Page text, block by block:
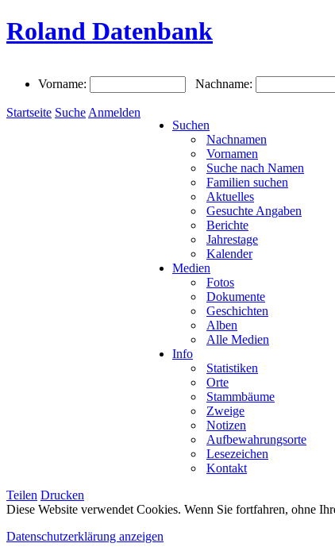
Roland Datenbank
Vorname: Nachname:
Startseite Suche Anmelden
Suchen
Nachnamen
Vornamen
Suche nach Namen
Familien suchen
Aktuelles
Gesuchte Angaben
Berichte
Jahrestage
Kalender
Medien
Fotos
Dokumente
Geschichten
Alben
Alle Medien
Info
Statistiken
Orte
Stammbäume
Zweige
Notizen
Aufbewahrungsorte
Lesezeichen
Kontakt
Teilen Drucken
Diese Website verwendet Cookies. Wenn Sie fortfahren, ohne
Datenschutzerklärung anzeigen